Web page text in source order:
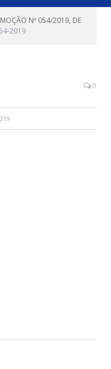
MOÇÃO Nº 054/2019, DE
2019
0